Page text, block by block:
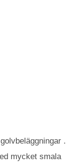
.
mycket smala